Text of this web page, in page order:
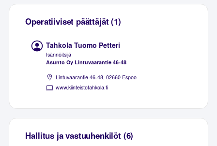
Operatiiviset päättäjät (1)
Tahkola Tuomo Petteri
Isännöitsijä
Asunto Oy Lintuvaarantie 46-48
Lintuvaarantie 46-48, 02660 Espoo
www.kiinteistotahkola.fi
Hallitus ja vastuuhenkilöt (6)